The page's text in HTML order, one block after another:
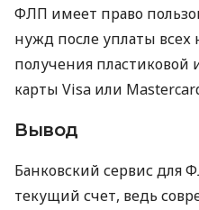
ФЛП имеет право
нужд после уплаты всех
получения
карты Visa или
Вывод
Банковский сервис для
текущий счет, ведь